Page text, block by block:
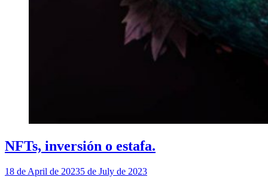
NFTs, inversión o estafa.
18 de April de 20235 de July de 2023